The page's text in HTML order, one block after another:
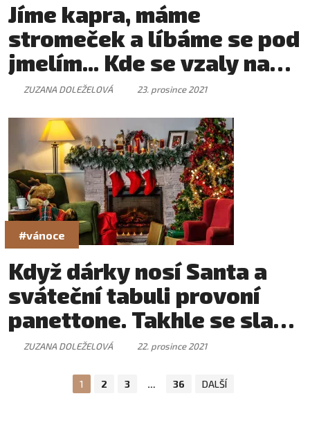
Jíme kapra, máme
stromeček a líbáme se pod
jmelím... Kde se vzaly naše
vánoční tradice?
ZUZANA DOLEŽELOVÁ 23. prosince 2021
#vánoce
Když dárky nosí Santa a
sváteční tabuli provoní
panettone. Takhle se slaví
Vánoce ve světě
ZUZANA DOLEŽELOVÁ 22. prosince 2021
1 2 3 … 36 DALŠÍ